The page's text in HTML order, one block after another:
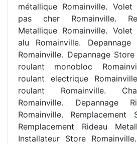
métallique Romainville.
pas cher Romainville.
Metallique Romainville.
alu Romainville.
Romainville. Depannage
roulant monobloc
roulant electrique
roulant Romainville.
Romainville. Depannage
Romainville. Remplacement
Remplacement Rideau
Installateur Store